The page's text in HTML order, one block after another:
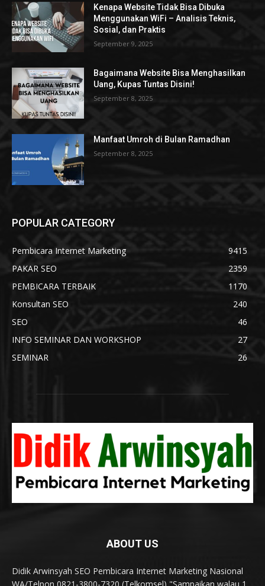
Kenapa Website Tidak Bisa Dibuka
Menggunakan WiFi – Analisis Teknis,
Sosial, dan Praktis
September 9, 2025
Bagaimana Website Bisa Menghasilkan
Uang, Kupas Tuntas Disini!
September 8, 2025
Manfaat Umroh di Bulan Ramadhan
September 8, 2025
POPULAR CATEGORY
Pembicara Internet Marketing
9415
PAKAR SEO
2359
PEMBICARA TERBAIK
1170
Konsultan SEO
240
SEO
46
INFO SEMINAR DAN WORKSHOP
27
SEMINAR
26
ABOUT US
Didik Arwinsyah SEO Pembicara Internet Marketing Nasional